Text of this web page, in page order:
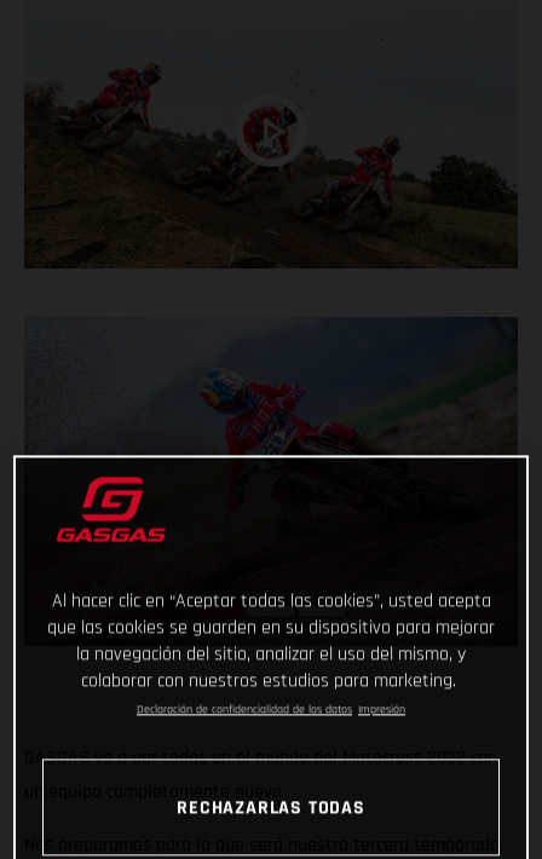
GASGAS va a por todas en el mundo del Motocross 2022 con
Al hacer clic en “Aceptar todas las cookies”, usted acepta
que las cookies se guarden en su dispositivo para mejorar
la navegación del sitio, analizar el uso del mismo, y
colaborar con nuestros estudios para marketing.
Declaración de confidencialidad de los datos Impresión
RECHAZARLAS TODAS